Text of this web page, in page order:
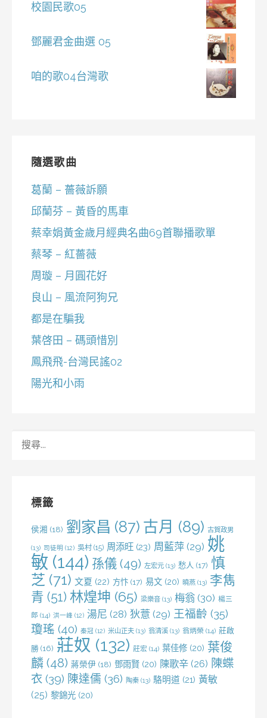
校園民歌05
鄧麗君金曲選 05
咱的歌04台灣歌
隨選歌曲
葛蘭 – 薔薇訴願
邱蘭芬 – 黃昏的馬車
蔡幸娟黃金歲月經典名曲69首聯播歌單
蔡琴 – 紅薔薇
周璇 – 月圓花好
良山 – 風流阿狗兄
都是在騙我
葉啓田 – 碼頭惜別
鳳飛飛-台灣民謠02
陽光和小雨
標籤
侯湘 (18) 劉家昌 (87) 古月 (89) 古賀政男
(13) 司徒明 (12) 吳村 (15) 周添旺 (23) 周藍萍 (29) 姚
敏 (144) 孫儀 (49) 左宏元 (13) 愁人 (17) 慎
芝 (71) 文夏 (22) 方忭 (17) 易文 (20) 曉燕 (13) 李雋
青 (51) 林煌坤 (65) 梁樂音 (13) 梅翁 (30) 楊三
郎 (14) 洪一峰 (12) 湯尼 (28) 狄薏 (29) 王福齡 (35)
瓊瑤 (40) 秦冠 (12) 米山正夫 (13) 翁清溪 (13) 翁炳榮 (14) 莊啟
勝 (16) 莊奴 (132) 莊宏 (14) 葉佳修 (20) 葉俊
麟 (48) 蔣榮伊 (18) 鄧雨賢 (20) 陳歌辛 (26) 陳蝶
衣 (39) 陳達儒 (36) 陶秦 (13) 駱明道 (21) 黃敏
(25) 黎錦光 (20)